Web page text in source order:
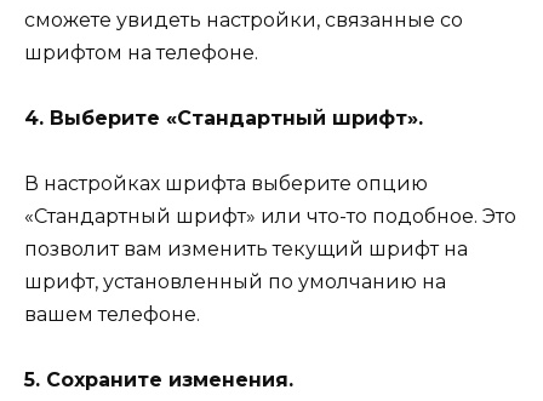
сможете увидеть настройки, связанные со
шрифтом на телефоне.
4. Выберите «Стандартный шрифт».
В настройках шрифта выберите опцию
«Стандартный шрифт» или что-то подобное. Это
позволит вам изменить текущий шрифт на
шрифт, установленный по умолчанию на
вашем телефоне.
5. Сохраните изменения.